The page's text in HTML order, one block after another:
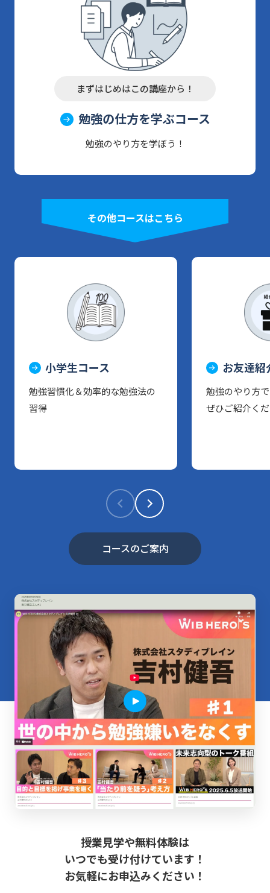
まずはじめはこの講座から！
勉強の仕方を学ぶコース
勉強のやり方を学ぼう！
その他コースはこちら
小学生コース
勉強習慣化＆効率的な勉強法の
習得
お友達紹
勉強のやり方
ぜひご紹介く
コースのご案内
授業見学や無料体験は
いつでも受け付けています！
お気軽にお申込みください！